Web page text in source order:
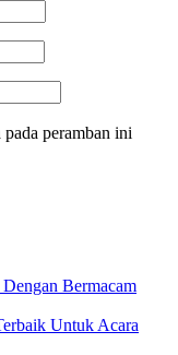
peramban ini
Bermacam
Untuk Acara